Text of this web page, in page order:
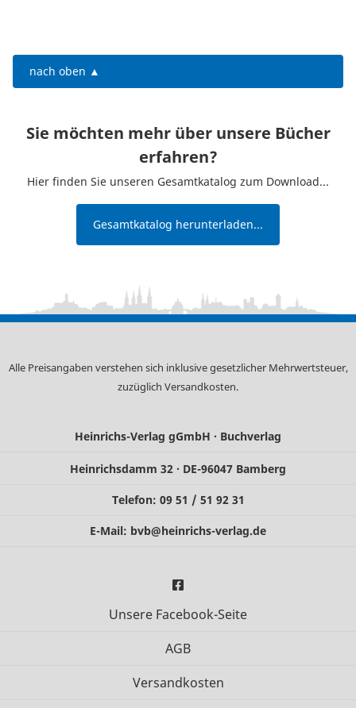
nach oben ▲
Sie möchten mehr über unsere Bücher
erfahren?
Hier finden Sie unseren Gesamtkatalog zum Download...
Gesamtkatalog herunterladen...
Alle Preisangaben verstehen sich inklusive gesetzlicher Mehrwertsteuer,
zuzüglich Versandkosten.
Heinrichs-Verlag gGmbH · Buchverlag
Heinrichsdamm 32 · DE-96047 Bamberg
Telefon: 09 51 / 51 92 31
E-Mail: bvb@heinrichs-verlag.de
Unsere Facebook-Seite
AGB
Versandkosten